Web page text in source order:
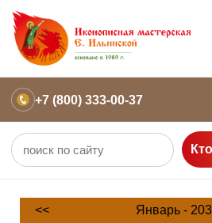
+7 (800) 333-00-37
<< Январь -